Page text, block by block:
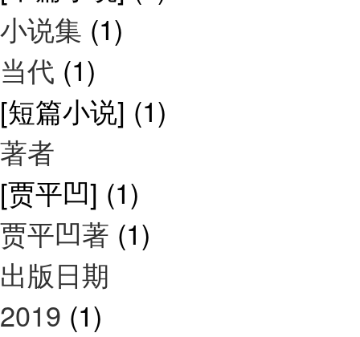
小说集 (1)
当代 (1)
[短篇小说] (1)
著者
[贾平凹] (1)
贾平凹著 (1)
出版日期
2019 (1)